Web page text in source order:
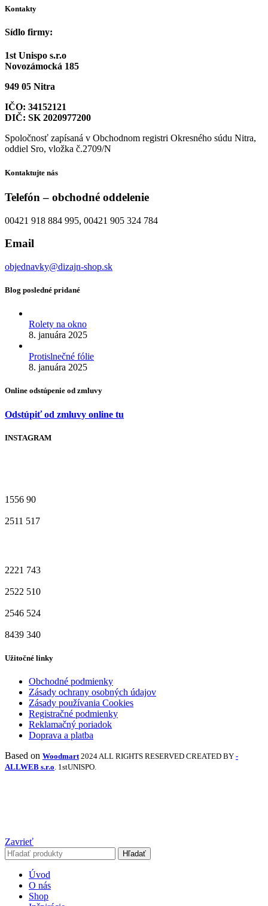
Kontakty
Sídlo firmy:
1st Unispo s.r.o
Novozámocká 185
949 05 Nitra
IČO: 34152121
DIČ: SK 2020977200
Spoločnosť zapísaná v Obchodnom registri Okresného súdu Nitra,
oddiel Sro, vložka č.2709/N
Kontaktujte nás
Telefón – obchodné oddelenie
00421 918 884 995, 00421 905 324 784
Email
objednavky@dizajn-shop.sk
Blog posledné pridané
Rolety na okno
8. januára 2025
Protislnečné fólie
8. januára 2025
Online odstúpenie od zmluvy
Odstúpiť od zmluvy online tu
INSTAGRAM
1556 90
2511 517
2221 743
2522 510
2546 524
8439 340
Užitočné linky
Obchodné podmienky
Zásady ochrany osobných údajov
Zásady používania Cookies
Registračné podmienky
Reklamačný poriadok
Doprava a platba
Based on Woodmart 2024 ALL RIGHTS RESERVED CREATED BY -
ALLWEB s.r.o. 1stUNISPO.
Zavrieť
Hľadať
Úvod
O nás
Shop